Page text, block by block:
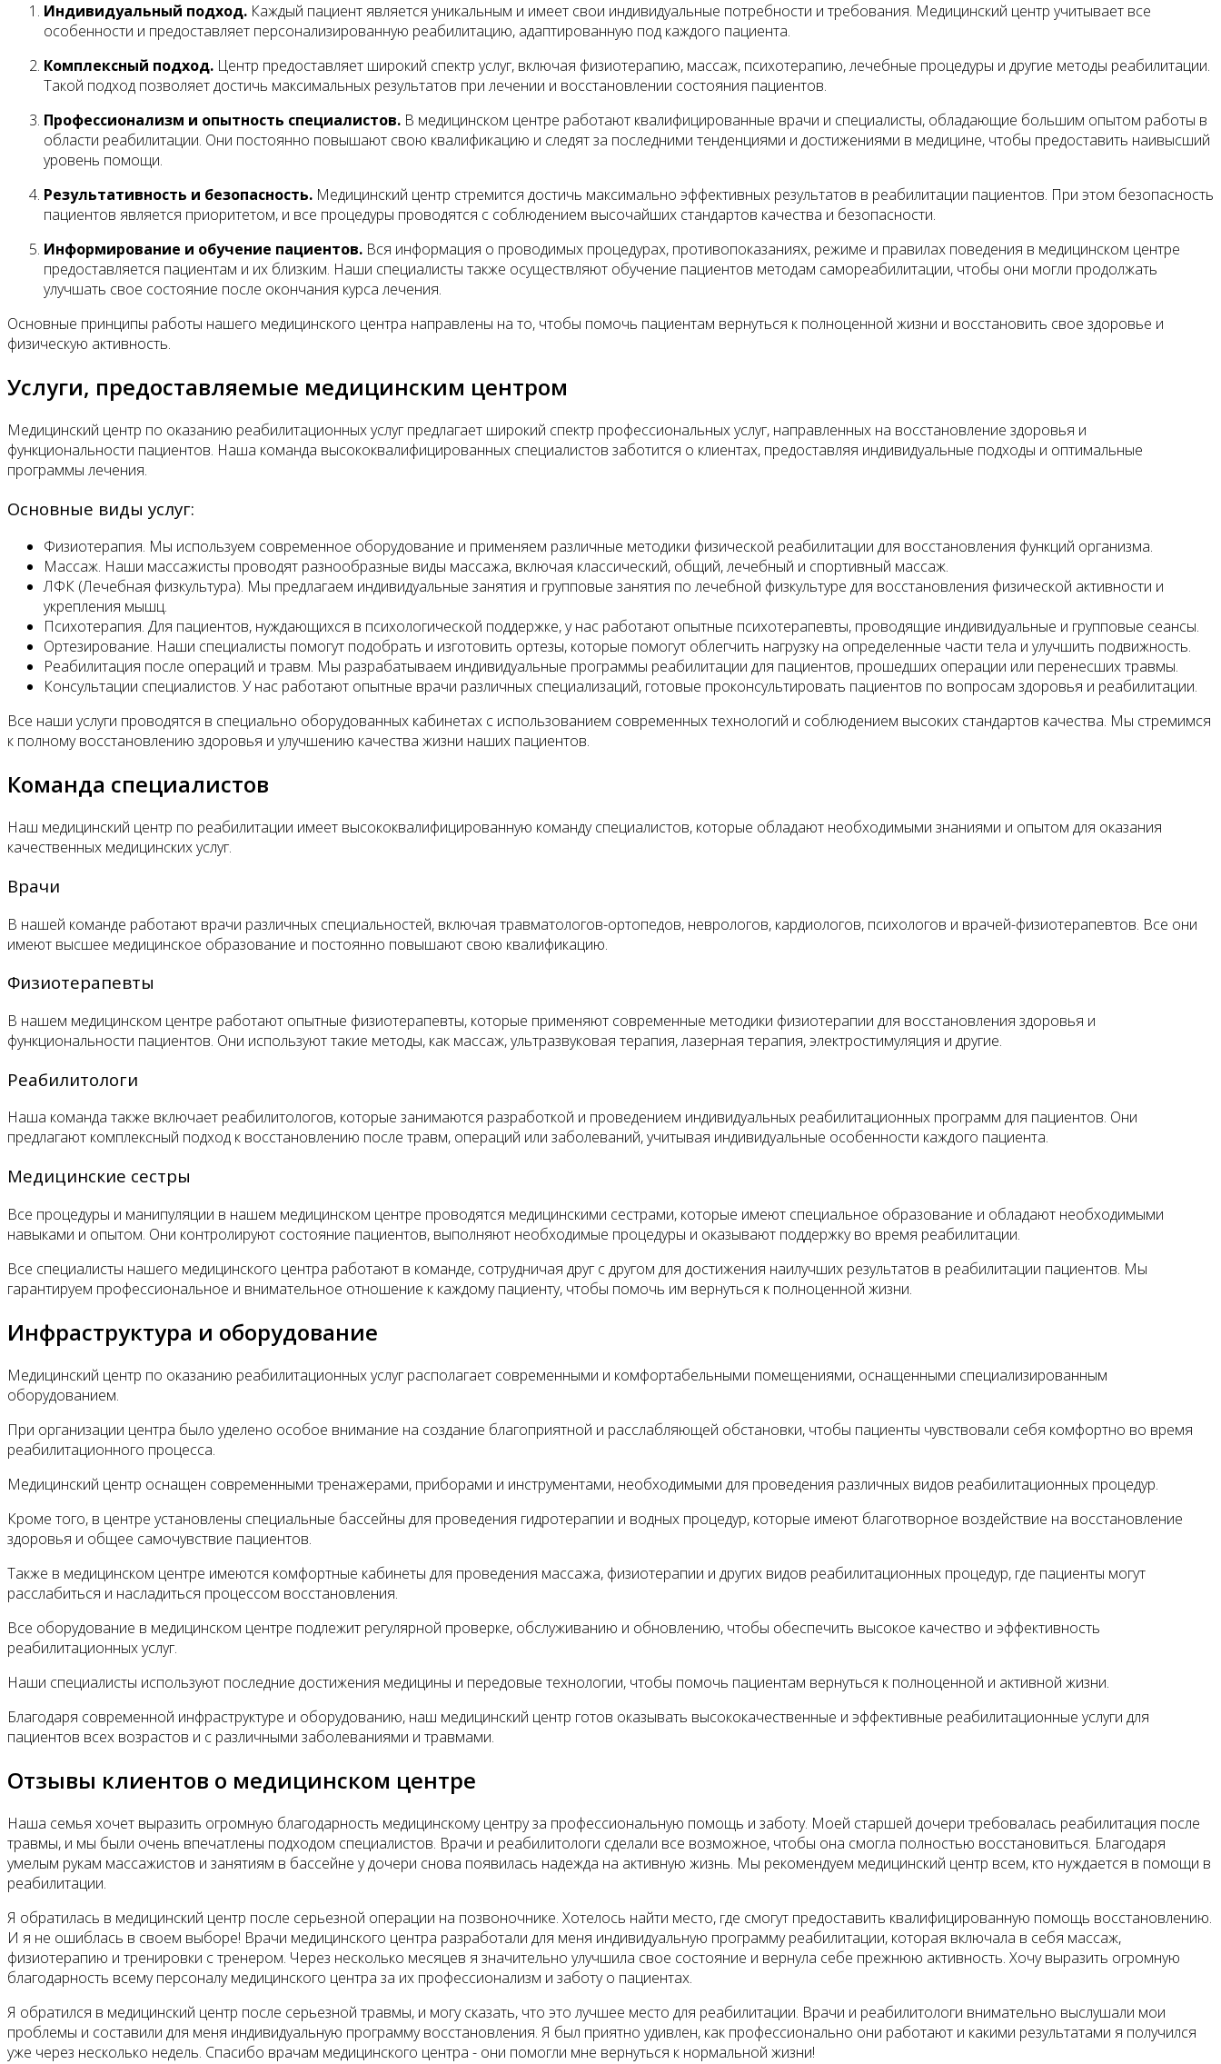
Индивидуальный подход. Каждый пациент является уникальным и имеет свои индивидуальные потребности и требования. Медицинский центр учитывает все
особенности и предоставляет персонализированную реабилитацию, адаптированную под каждого пациента.
Комплексный подход. Центр предоставляет широкий спектр услуг, включая физиотерапию, массаж, психотерапию, лечебные процедуры и другие методы реабилитации.
Такой подход позволяет достичь максимальных результатов при лечении и восстановлении состояния пациентов.
Профессионализм и опытность специалистов. В медицинском центре работают квалифицированные врачи и специалисты, обладающие большим опытом работы в
области реабилитации. Они постоянно повышают свою квалификацию и следят за последними тенденциями и достижениями в медицине, чтобы предоставить наивысший
уровень помощи.
Результативность и безопасность. Медицинский центр стремится достичь максимально эффективных результатов в реабилитации пациентов. При этом безопасность
пациентов является приоритетом, и все процедуры проводятся с соблюдением высочайших стандартов качества и безопасности.
Информирование и обучение пациентов. Вся информация о проводимых процедурах, противопоказаниях, режиме и правилах поведения в медицинском центре
предоставляется пациентам и их близким. Наши специалисты также осуществляют обучение пациентов методам самореабилитации, чтобы они могли продолжать
улучшать свое состояние после окончания курса лечения.
Основные принципы работы нашего медицинского центра направлены на то, чтобы помочь пациентам вернуться к полноценной жизни и восстановить свое здоровье и
физическую активность.
Услуги, предоставляемые медицинским центром
Медицинский центр по оказанию реабилитационных услуг предлагает широкий спектр профессиональных услуг, направленных на восстановление здоровья и
функциональности пациентов. Наша команда высококвалифицированных специалистов заботится о клиентах, предоставляя индивидуальные подходы и оптимальные
программы лечения.
Основные виды услуг:
Физиотерапия. Мы используем современное оборудование и применяем различные методики физической реабилитации для восстановления функций организма.
Массаж. Наши массажисты проводят разнообразные виды массажа, включая классический, общий, лечебный и спортивный массаж.
ЛФК (Лечебная физкультура). Мы предлагаем индивидуальные занятия и групповые занятия по лечебной физкультуре для восстановления физической активности и
укрепления мышц.
Психотерапия. Для пациентов, нуждающихся в психологической поддержке, у нас работают опытные психотерапевты, проводящие индивидуальные и групповые сеансы.
Ортезирование. Наши специалисты помогут подобрать и изготовить ортезы, которые помогут облегчить нагрузку на определенные части тела и улучшить подвижность.
Реабилитация после операций и травм. Мы разрабатываем индивидуальные программы реабилитации для пациентов, прошедших операции или перенесших травмы.
Консультации специалистов. У нас работают опытные врачи различных специализаций, готовые проконсультировать пациентов по вопросам здоровья и реабилитации.
Все наши услуги проводятся в специально оборудованных кабинетах с использованием современных технологий и соблюдением высоких стандартов качества. Мы стремимся
к полному восстановлению здоровья и улучшению качества жизни наших пациентов.
Команда специалистов
Наш медицинский центр по реабилитации имеет высококвалифицированную команду специалистов, которые обладают необходимыми знаниями и опытом для оказания
качественных медицинских услуг.
Врачи
В нашей команде работают врачи различных специальностей, включая травматологов-ортопедов, неврологов, кардиологов, психологов и врачей-физиотерапевтов. Все они
имеют высшее медицинское образование и постоянно повышают свою квалификацию.
Физиотерапевты
В нашем медицинском центре работают опытные физиотерапевты, которые применяют современные методики физиотерапии для восстановления здоровья и
функциональности пациентов. Они используют такие методы, как массаж, ультразвуковая терапия, лазерная терапия, электростимуляция и другие.
Реабилитологи
Наша команда также включает реабилитологов, которые занимаются разработкой и проведением индивидуальных реабилитационных программ для пациентов. Они
предлагают комплексный подход к восстановлению после травм, операций или заболеваний, учитывая индивидуальные особенности каждого пациента.
Медицинские сестры
Все процедуры и манипуляции в нашем медицинском центре проводятся медицинскими сестрами, которые имеют специальное образование и обладают необходимыми
навыками и опытом. Они контролируют состояние пациентов, выполняют необходимые процедуры и оказывают поддержку во время реабилитации.
Все специалисты нашего медицинского центра работают в команде, сотрудничая друг с другом для достижения наилучших результатов в реабилитации пациентов. Мы
гарантируем профессиональное и внимательное отношение к каждому пациенту, чтобы помочь им вернуться к полноценной жизни.
Инфраструктура и оборудование
Медицинский центр по оказанию реабилитационных услуг располагает современными и комфортабельными помещениями, оснащенными специализированным
оборудованием.
При организации центра было уделено особое внимание на создание благоприятной и расслабляющей обстановки, чтобы пациенты чувствовали себя комфортно во время
реабилитационного процесса.
Медицинский центр оснащен современными тренажерами, приборами и инструментами, необходимыми для проведения различных видов реабилитационных процедур.
Кроме того, в центре установлены специальные бассейны для проведения гидротерапии и водных процедур, которые имеют благотворное воздействие на восстановление
здоровья и общее самочувствие пациентов.
Также в медицинском центре имеются комфортные кабинеты для проведения массажа, физиотерапии и других видов реабилитационных процедур, где пациенты могут
расслабиться и насладиться процессом восстановления.
Все оборудование в медицинском центре подлежит регулярной проверке, обслуживанию и обновлению, чтобы обеспечить высокое качество и эффективность
реабилитационных услуг.
Наши специалисты используют последние достижения медицины и передовые технологии, чтобы помочь пациентам вернуться к полноценной и активной жизни.
Благодаря современной инфраструктуре и оборудованию, наш медицинский центр готов оказывать высококачественные и эффективные реабилитационные услуги для
пациентов всех возрастов и с различными заболеваниями и травмами.
Отзывы клиентов о медицинском центре
Наша семья хочет выразить огромную благодарность медицинскому центру за профессиональную помощь и заботу. Моей старшей дочери требовалась реабилитация после
травмы, и мы были очень впечатлены подходом специалистов. Врачи и реабилитологи сделали все возможное, чтобы она смогла полностью восстановиться. Благодаря
умелым рукам массажистов и занятиям в бассейне у дочери снова появилась надежда на активную жизнь. Мы рекомендуем медицинский центр всем, кто нуждается в помощи в
реабилитации.
Я обратилась в медицинский центр после серьезной операции на позвоночнике. Хотелось найти место, где смогут предоставить квалифицированную помощь восстановлению.
И я не ошиблась в своем выборе! Врачи медицинского центра разработали для меня индивидуальную программу реабилитации, которая включала в себя массаж,
физиотерапию и тренировки с тренером. Через несколько месяцев я значительно улучшила свое состояние и вернула себе прежнюю активность. Хочу выразить огромную
благодарность всему персоналу медицинского центра за их профессионализм и заботу о пациентах.
Я обратился в медицинский центр после серьезной травмы, и могу сказать, что это лучшее место для реабилитации. Врачи и реабилитологи внимательно выслушали мои
проблемы и составили для меня индивидуальную программу восстановления. Я был приятно удивлен, как профессионально они работают и какими результатами я получился
уже через несколько недель. Спасибо врачам медицинского центра - они помогли мне вернуться к нормальной жизни!